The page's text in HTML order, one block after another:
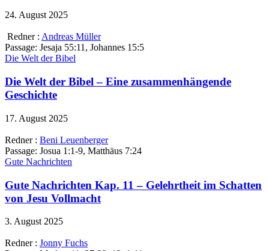
24. August 2025
Redner : Andreas Müller
Passage: Jesaja 55:11, Johannes 15:5
Die Welt der Bibel
Die Welt der Bibel – Eine zusammenhängende
Geschichte
17. August 2025
Redner : Beni Leuenberger
Passage: Josua 1:1-9, Matthäus 7:24
Gute Nachrichten
Gute Nachrichten Kap. 11 – Gelehrtheit im Schatten
von Jesu Vollmacht
3. August 2025
Redner : Jonny Fuchs